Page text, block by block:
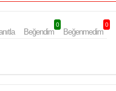
Beğendim
0
Beğenmedim
0